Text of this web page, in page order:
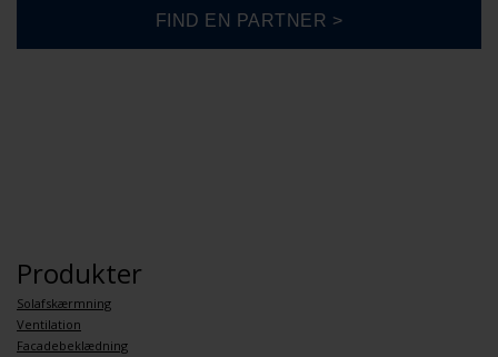
Produkter
Solafskærmning
Ventilation
Facadebeklædning